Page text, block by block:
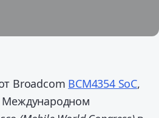
Broadcom BCM4354 SoC,
Международном